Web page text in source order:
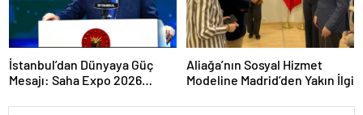
İstanbul’dan Dünyaya Güç
Mesajı: Saha Expo 2026
Aliağa’nın Sosyal Hizmet
Modeline Madrid’den Yakın İlgi